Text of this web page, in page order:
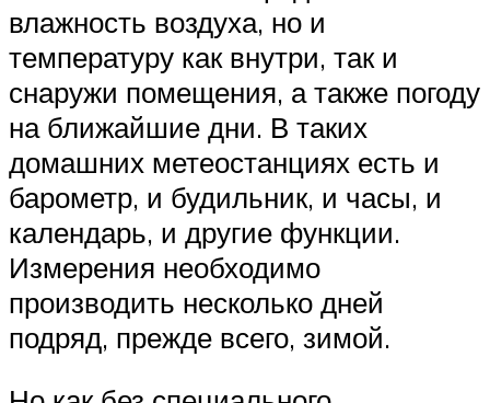
влажность воздуха, но и
температуру как внутри, так и
снаружи помещения, а также погоду
на ближайшие дни. В таких
домашних метеостанциях есть и
барометр, и будильник, и часы, и
календарь, и другие функции.
Измерения необходимо
производить несколько дней
подряд, прежде всего, зимой.